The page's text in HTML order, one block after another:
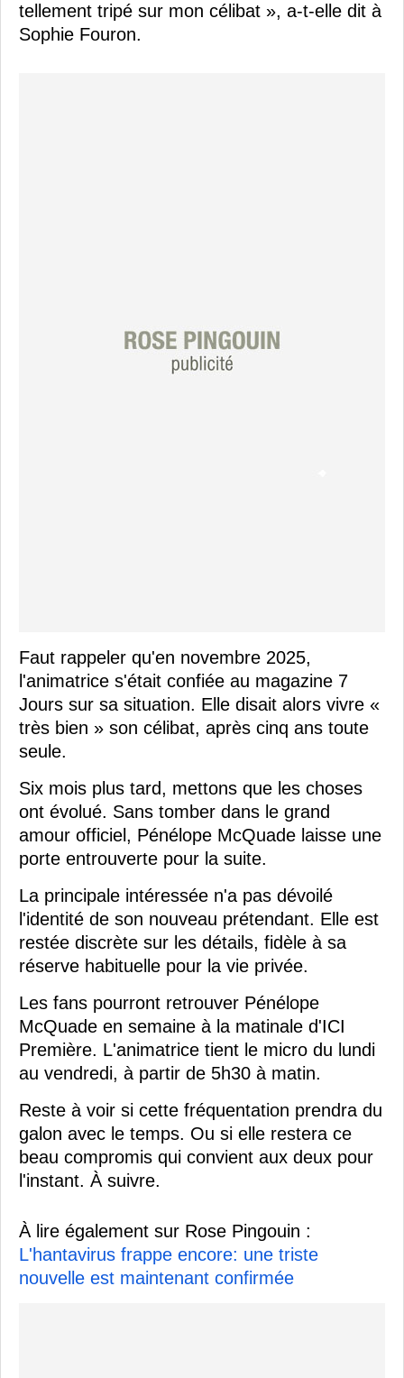
tellement tripé sur mon célibat », a-t-elle dit à
Sophie Fouron.
Faut rappeler qu'en novembre 2025,
l'animatrice s'était confiée au magazine 7
Jours sur sa situation. Elle disait alors vivre «
très bien » son célibat, après cinq ans toute
seule.
Six mois plus tard, mettons que les choses
ont évolué. Sans tomber dans le grand
amour officiel, Pénélope McQuade laisse une
porte entrouverte pour la suite.
La principale intéressée n'a pas dévoilé
l'identité de son nouveau prétendant. Elle est
restée discrète sur les détails, fidèle à sa
réserve habituelle pour la vie privée.
Les fans pourront retrouver Pénélope
McQuade en semaine à la matinale d'ICI
Première. L'animatrice tient le micro du lundi
au vendredi, à partir de 5h30 à matin.
Reste à voir si cette fréquentation prendra du
galon avec le temps. Ou si elle restera ce
beau compromis qui convient aux deux pour
l'instant. À suivre.
À lire également sur Rose Pingouin :
L'hantavirus frappe encore: une triste
nouvelle est maintenant confirmée